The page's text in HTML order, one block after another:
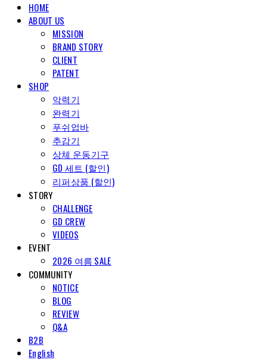
HOME
ABOUT US
MISSION
BRAND STORY
CLIENT
PATENT
SHOP
악력기
완력기
푸쉬업바
추감기
상체 운동기구
GD 세트 (할인)
리퍼상품 (할인)
STORY
CHALLENGE
GD CREW
VIDEOS
EVENT
2026 여름 SALE
COMMUNITY
NOTICE
BLOG
REVIEW
Q&A
B2B
English